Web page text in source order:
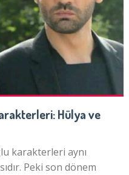
Hülya ve
karakterleri aynı
Peki son dönem